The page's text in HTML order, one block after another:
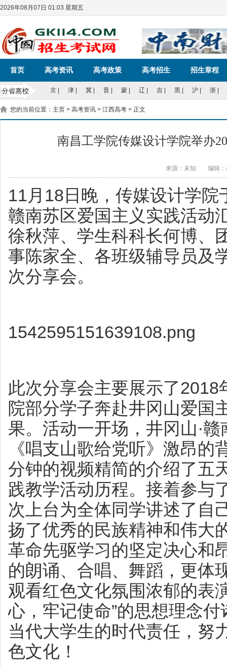
2026年08月07日 01:03 星期五
首页 高考资讯 高考政策 高考招生 招生章程
京| 津| 冀| 晋| 蒙| 辽 吉| 黑| 沪| 浙|
您的当前位置： 主页 > 高考资讯 > 江西高考 > 正文
南昌工学院传媒设计学院举办
来源：未知 编辑
11月18日晚，传媒设计学院
赣南苏区爱国主义实践活动
徐秋萍、学生科科长何博、
事陈家全、各班级辅导员及
次分享会。
1542595151639108.png
此次分享会主要展示了
院部分学子奔赴井冈山爱国
果。活动一开场，井冈山·
《唱支山歌给党听》激昂
分钟的视频精简的介绍了五
践教学活动历程。接着参与
次上台为全体同学讲述了自
扬了优秀的民族精神和伟大
革命先驱学习的坚定决心和
的朗诵、合唱、舞蹈，更体
观看红色文化氛围浓郁的表
心，牢记使命”的思想理念
当代大学生的时代责任，努
色文化！